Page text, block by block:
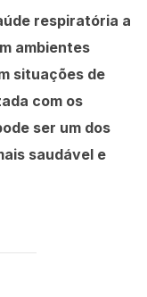
respiratória a
ambientes
situações de
com os
ser um dos
saudável e